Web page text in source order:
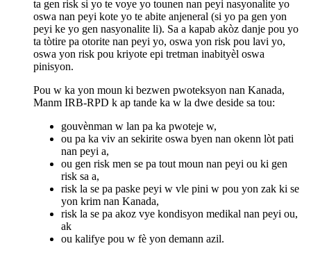
ta gen risk si yo te voye yo tounen nan peyi nasyonalite yo
oswa nan peyi kote yo te abite anjeneral (si yo pa gen yon
peyi ke yo gen nasyonalite li). Sa a kapab akòz danje pou yo
ta tòtire pa otorite nan peyi yo, oswa yon risk pou lavi yo,
oswa yon risk pou kriyote epi tretman inabityèl oswa
pinisyon.
Pou w ka yon moun ki bezwen pwoteksyon nan Kanada,
Manm IRB-RPD k ap tande ka w la dwe deside sa tou:
gouvènman w lan pa ka pwoteje w,
ou pa ka viv an sekirite oswa byen nan okenn lòt pati
nan peyi a,
ou gen risk men se pa tout moun nan peyi ou ki gen
risk sa a,
risk la se pa paske peyi w vle pini w pou yon zak ki se
yon krim nan Kanada,
risk la se pa akoz vye kondisyon medikal nan peyi ou,
ak
ou kalifye pou w fè yon demann azil.